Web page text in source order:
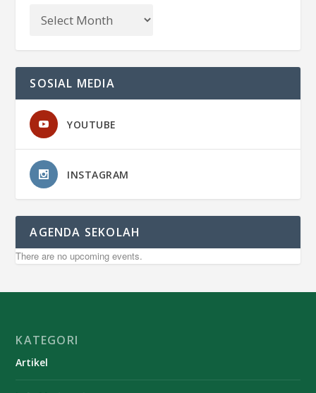
SOSIAL MEDIA
YOUTUBE
INSTAGRAM
AGENDA SEKOLAH
There are no upcoming events.
KATEGORI
Artikel